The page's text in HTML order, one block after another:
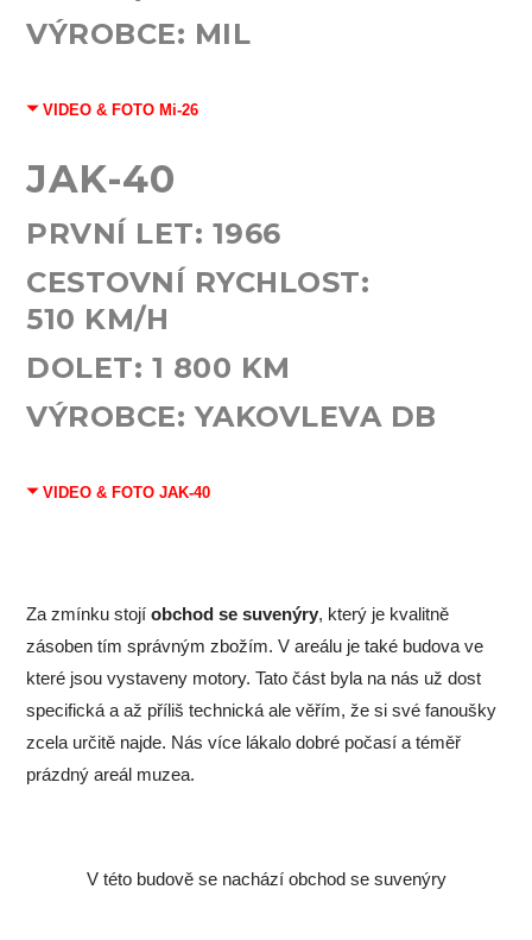
VÝROBCE: MIL
VIDEO & FOTO Mi-26
JAK-40
PRVNÍ LET: 1966
CESTOVNÍ RYCHLOST:
510 KM/H
DOLET: 1 800 KM
VÝROBCE: YAKOVLEVA DB
VIDEO & FOTO JAK-40
Za zmínku stojíobchod se suvenýry, který je kvalitně
zásoben tím správným zbožím. V areálu je také budova ve
které jsou vystaveny motory. Tato část byla na nás už dost
specifická a až příliš technická ale věřím, že si své fanoušky
zcela určitě najde. Nás více lákalo dobré počasí a téměř
prázdný areál muzea.
V této budově se nachází obchod se suvenýry